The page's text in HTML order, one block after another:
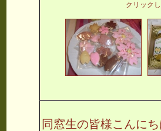
クリック
同窓生の皆様こんに